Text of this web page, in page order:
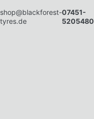
shop@blackforest-
tyres.de
07451-
5205480